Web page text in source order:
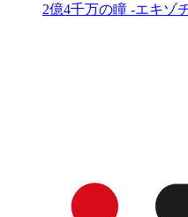
2億4千万の瞳 -エキゾ